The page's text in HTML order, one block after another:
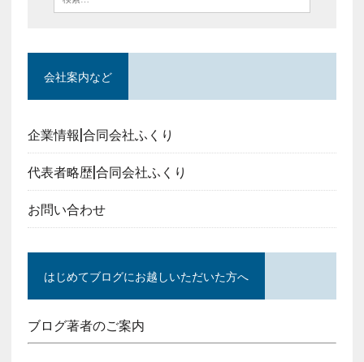
会社案内など
企業情報|合同会社ふくり
代表者略歴|合同会社ふくり
お問い合わせ
はじめてブログにお越しいただいた方へ
ブログ著者のご案内